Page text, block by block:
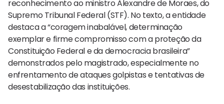
reconhecimento ao ministro Alexandre de Moraes, do
Supremo Tribunal Federal (STF). No texto, a entidade
destaca a “coragem inabalável, determinação
exemplar e firme compromisso com a proteção da
Constituição Federal e da democracia brasileira”
demonstrados pelo magistrado, especialmente no
enfrentamento de ataques golpistas e tentativas de
desestabilização das instituições.